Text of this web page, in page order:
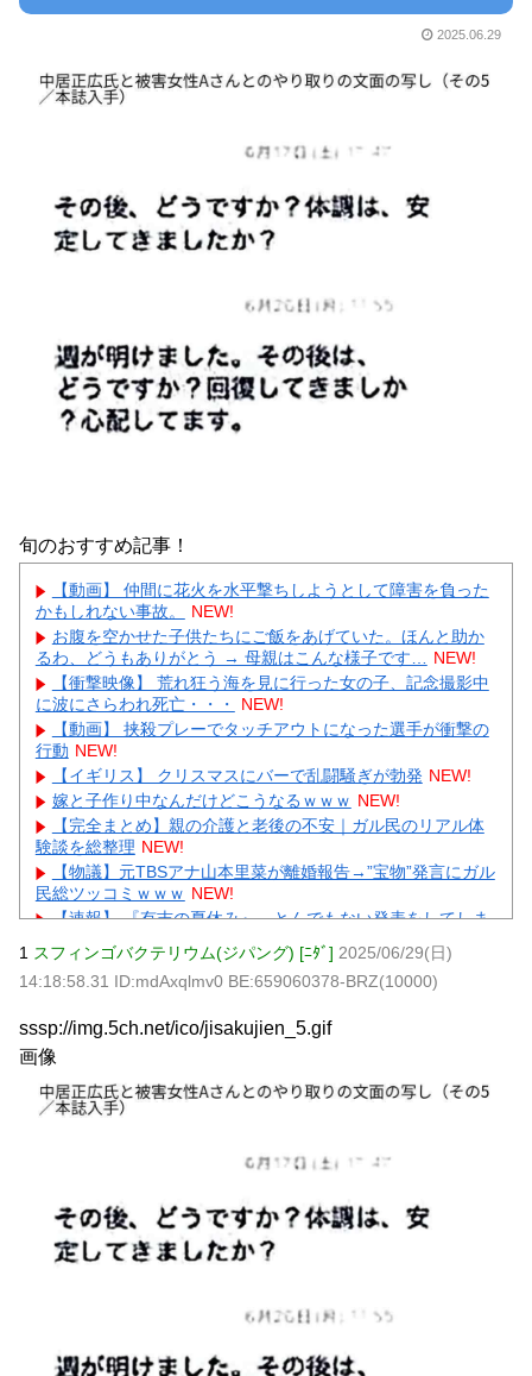
2025.06.29
旬のおすすめ記事！
【動画】 仲間に花火を水平撃ちしようとして障害を負った
かもしれない事故。
NEW!
お腹を空かせた子供たちにご飯をあげていた。ほんと助か
るわ、どうもありがとう → 母親はこんな様子です…
NEW!
【衝撃映像】 荒れ狂う海を見に行った女の子、記念撮影中
に波にさらわれ死亡・・・
NEW!
【動画】 挟殺プレーでタッチアウトになった選手が衝撃の
行動 NEW!
【イギリス】 クリスマスにバーで乱闘騒ぎが勃発 NEW!
嫁と子作り中なんだけどこうなるｗｗｗ NEW!
【完全まとめ】親の介護と老後の不安｜ガル民のリアル体
験談を総整理 NEW!
【物議】元TBSアナ山本里菜が離婚報告→”宝物”発言にガル
民総ツッコミｗｗｗ NEW!
【速報】 『有吉の夏休み』、とんでもない発表をしてしま
【画像】 北海道の1500万の中古物件、レベチｗｗｗｗｗｗ
ｗｗｗｗｗｗｗｗｗｗｗｗｗｗ NEW!
ｗｗｗｗｗｗｗｗｗｗｗｗ NEW!
【悲報】 コロナワクチン打たなかった結果・・・・
元AKB社長、22億円申告漏れ 乃木坂46運営会社の株式を
パチンコ京楽産業に譲渡【ノース・リバー】【窪田康志】
1 スフィンゴバクテリウム(ジパング) [ﾆﾀﾞ] 2025/06/29(日)
14:18:58.31 ID:mdAxqlmv0 BE:659060378-BRZ(10000)
sssp://img.5ch.net/ico/jisakujien_5.gif
画像